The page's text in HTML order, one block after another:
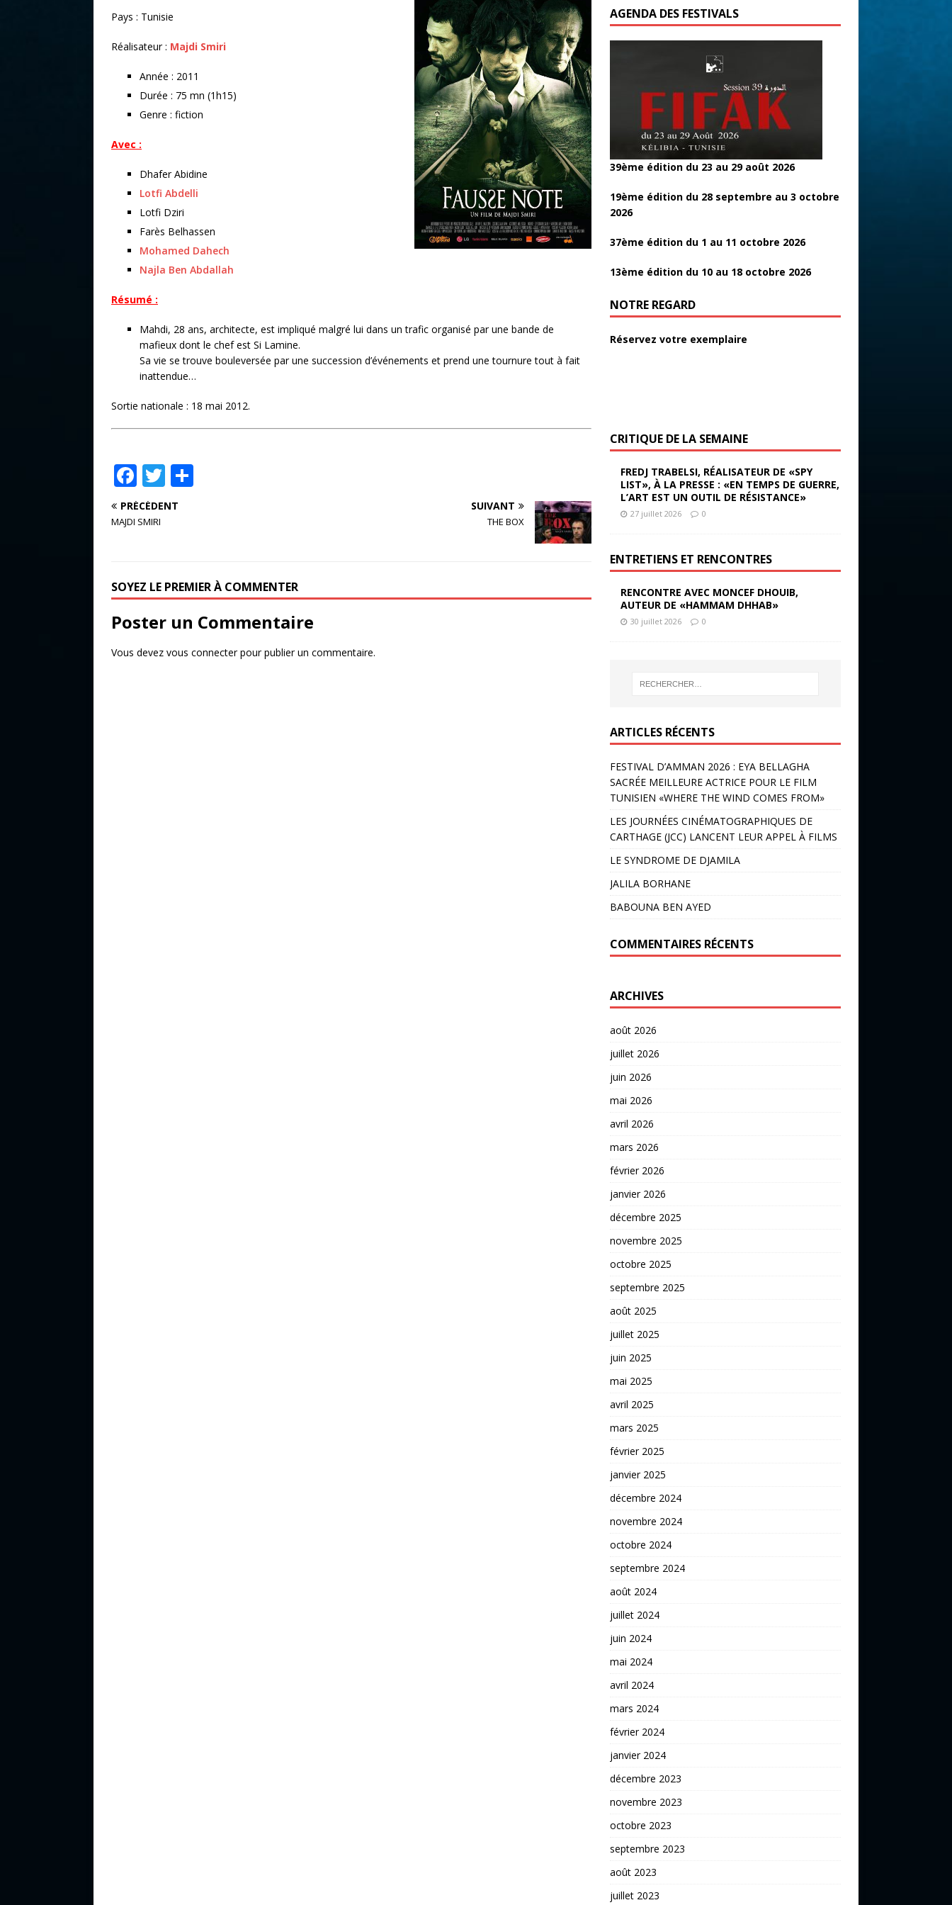
Pays : Tunisie
Réalisateur : Majdi Smiri
Année : 2011
Durée : 75 mn (1h15)
Genre : fiction
Avec :
Dhafer Abidine
Lotfi Abdelli
Lotfi Dziri
Farès Belhassen
Mohamed Dahech
Najla Ben Abdallah
Résumé :
Mahdi, 28 ans, architecte, est impliqué malgré lui dans un trafic organisé par une bande de
mafieux dont le chef est Si Lamine.
Sa vie se trouve bouleversée par une succession d’événements et prend une tournure tout à fait
inattendue…
Sortie nationale : 18 mai 2012.
F
a
c
o
o
k
T
w
r
PRÉCÉDENT
MAJDI SMIRI
SUIVANT
THE BOX
SOYEZ LE PREMIER À COMMENTER
Poster un Commentaire
Vous devez vous connecterpour publier un commentaire.
AGENDA DES FESTIVALS
39ème édition du 23 au 29 août 2026
19ème édition du 28 septembre au 3 octobre
2026
37ème édition du 1 au 11 octobre 2026
13ème édition du 10 au 18 octobre 2026
NOTRE REGARD
Réservez votre exemplaire
CRITIQUE DE LA SEMAINE
FREDJ TRABELSI, RÉALISATEUR DE «SPY
LIST», À LA PRESSE : «EN TEMPS DE GUERRE,
L’ART EST UN OUTIL DE RÉSISTANCE»
27 juillet 2026 0
ENTRETIENS ET RENCONTRES
RENCONTRE AVEC MONCEF DHOUIB,
AUTEUR DE «HAMMAM DHHAB»
30 juillet 2026 0
ARTICLES RÉCENTS
FESTIVAL D’AMMAN 2026 : EYA BELLAGHA
SACRÉE MEILLEURE ACTRICE POUR LE FILM
TUNISIEN «WHERE THE WIND COMES FROM»
LES JOURNÉES CINÉMATOGRAPHIQUES DE
CARTHAGE (JCC) LANCENT LEUR APPEL À FILMS
LE SYNDROME DE DJAMILA
JALILA BORHANE
BABOUNA BEN AYED
COMMENTAIRES RÉCENTS
ARCHIVES
août 2026
juillet 2026
juin 2026
mai 2026
avril 2026
mars 2026
février 2026
janvier 2026
décembre 2025
novembre 2025
octobre 2025
septembre 2025
août 2025
juillet 2025
juin 2025
mai 2025
avril 2025
mars 2025
février 2025
janvier 2025
décembre 2024
novembre 2024
octobre 2024
septembre 2024
août 2024
juillet 2024
juin 2024
mai 2024
avril 2024
mars 2024
février 2024
janvier 2024
décembre 2023
novembre 2023
octobre 2023
septembre 2023
août 2023
juillet 2023